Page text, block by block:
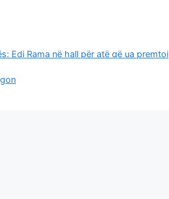
Edi Rama në hall për atë që ua premtoi